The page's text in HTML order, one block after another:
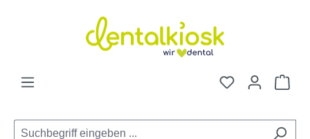
Zum Hauptinhalt springen
Du hast 0